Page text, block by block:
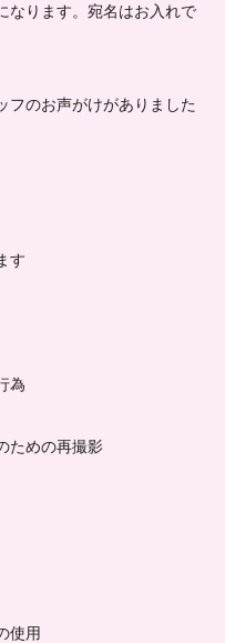
なります。宛名はお入れで
フのお声がけがありました
す
為
ための再撮影
使用